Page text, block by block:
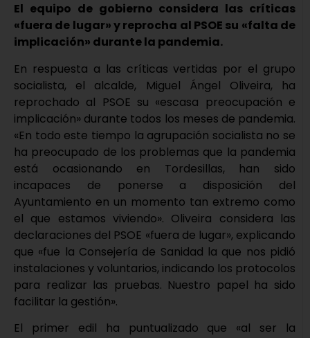
El equipo de gobierno considera las críticas
«fuera de lugar» y reprocha al PSOE su «falta de
implicación» durante la pandemia.
En respuesta a las críticas vertidas por el grupo
socialista, el alcalde, Miguel Ángel Oliveira, ha
reprochado al PSOE su «escasa preocupación e
implicación» durante todos los meses de pandemia.
«En todo este tiempo la agrupación socialista no se
ha preocupado de los problemas que la pandemia
está ocasionando en Tordesillas, han sido
incapaces de ponerse a disposición del
Ayuntamiento en un momento tan extremo como
el que estamos viviendo». Oliveira considera las
declaraciones del PSOE «fuera de lugar», explicando
que «fue la Consejería de Sanidad la que nos pidió
instalaciones y voluntarios, indicando los protocolos
para realizar las pruebas. Nuestro papel ha sido
facilitar la gestión».
El primer edil ha puntualizado que «al ser la